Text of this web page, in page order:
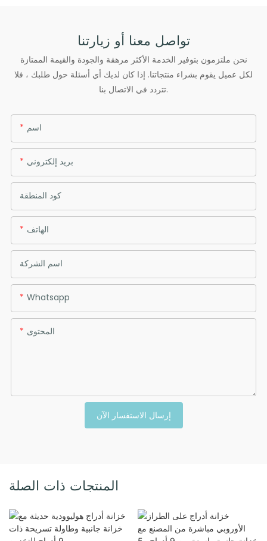
تواصل معنا أو زيارتنا
نحن ملتزمون بتوفير الخدمة الأكثر مرهقة والجودة والقيمة الممتازة
لكل عميل يقوم بشراء منتجاتنا. إذا كان لديك أي أسئلة حول طلبك ، فلا
تتردد في الاتصال بنا.
اسم
بريد إلكتروني
كود المنطقة
الهاتف
اسم الشركة
Whatsapp
المحتوى
إرسال الاستفسار الآن
المنتجات ذات الصلة